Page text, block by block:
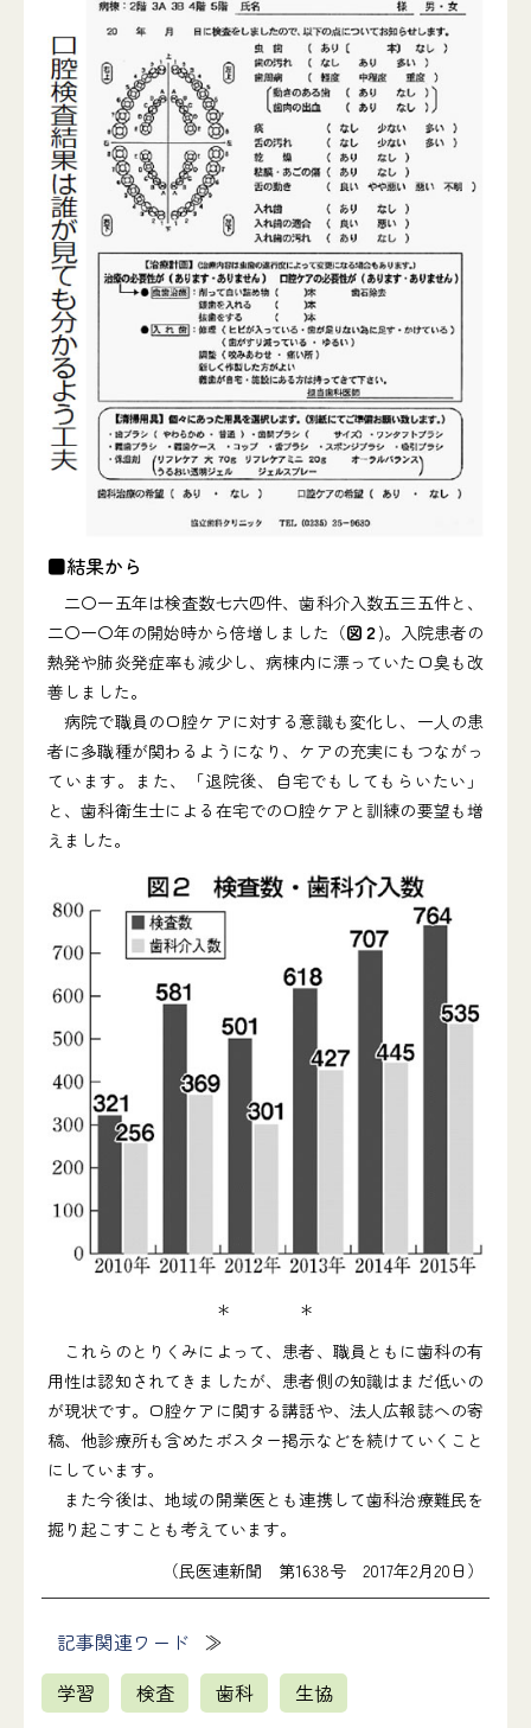
■結果から
二〇一五年は検査数七六四件、歯科介入数五三五件と、
二〇一〇年の開始時から倍増しました（図２)。入院患者の
熱発や肺炎発症率も減少し、病棟内に漂っていた口臭も改
善しました。
病院で職員の口腔ケアに対する意識も変化し、一人の患
者に多職種が関わるようになり、ケアの充実にもつながっ
ています。また、「退院後、自宅でもしてもらいたい」
と、歯科衛生士による在宅での口腔ケアと訓練の要望も増
えました。
＊ ＊
これらのとりくみによって、患者、職員ともに歯科の有
用性は認知されてきましたが、患者側の知識はまだ低いの
が現状です。口腔ケアに関する講話や、法人広報誌への寄
稿、他診療所も含めたポスター掲示などを続けていくこと
にしています。
また今後は、地域の開業医とも連携して歯科治療難民を
掘り起こすことも考えています。
（民医連新聞 第1638号 2017年2月20日）
記事関連ワード
学習
検査 歯科 生協